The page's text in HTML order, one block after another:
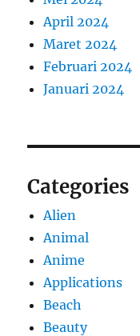
April 2024
Maret 2024
Februari 2024
Januari 2024
Categories
Alien
Animal
Anime
Applications
Beach
Beauty